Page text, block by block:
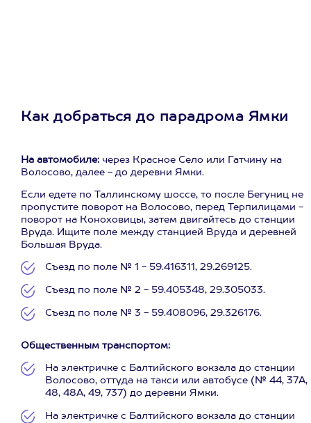
Как добраться до парадрома Ямки
На автомобиле: через Красное Село или Гатчину на
Волосово, далее - до деревни Ямки.
Если едете по Таллинскому шоссе, то после Бегуниц не
пропустите поворот на Волосово, перед Терпилицами -
поворот на Коноховицы, затем двигайтесь до станции
Вруда. Ищите поле между станцией Вруда и деревней
Большая Вруда.
Съезд по поле № 1 - 59.416311, 29.269125.
Съезд по поле № 2 - 59.405348, 29.305033.
Съезд по поле № 3 - 59.408096, 29.326176.
Общественным транспортом:
На электричке с Балтийского вокзала до станции
Волосово, оттуда на такси или автобусе (№ 44, 37А,
48, 48А, 49, 737) до деревни Ямки.
На электричке с Балтийского вокзала до станции